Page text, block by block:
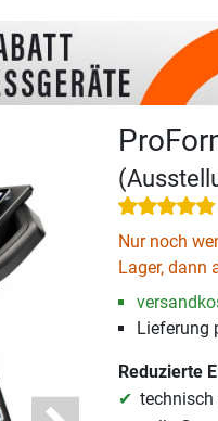
Nur noch
Lager, dann
Lieferung
Reduzierte